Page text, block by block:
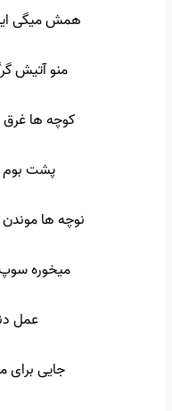
همش میگی
منو آتیش
کوچه ها
پشت بوم
نوچه ها
میخوره سوپ
عمل
جایی برای